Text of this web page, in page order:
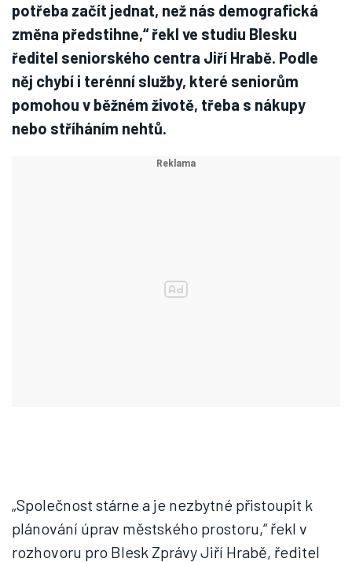
potřeba začít jednat, než nás demografická
změna předstihne,“ řekl ve studiu Blesku
ředitel seniorského centra Jiří Hrabě. Podle
něj chybí i terénní služby, které seniorům
pomohou v běžném životě, třeba s nákupy
nebo stříháním nehtů.
„Společnost stárne a je nezbytné přistoupit k
plánování úprav městského prostoru,“ řekl v
rozhovoru pro Blesk Zprávy Jiří Hrabě, ředitel